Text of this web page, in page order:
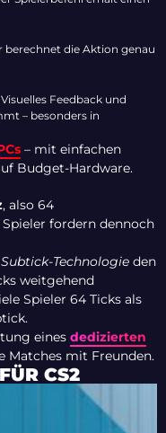
berechnet die Aktion genau
Visuelles Feedback und
– besonders in
– mit einfachen
Budget-Hardware.
, also 64
fordern dennoch
Subtick-Technologie den
weitgehend
Spieler 64 Ticks als
eines dedizierten
Matches mit Freunden.
CS2